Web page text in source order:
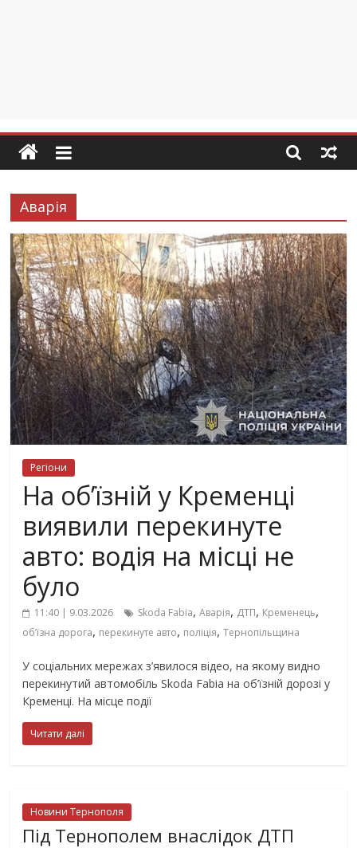
Аварія
Регіони
На об’їзній у Кременці
виявили перекинуте
авто: водія на місці не
було
11:40 | 9.03.2026 Skoda Fabia,Аварія, ДТП, Кременець,
об’їзна дорога, перекинуте авто, поліція,Тернопільщина
У соціальних мережах з’явилося відео, на якому видно
перекинутий автомобіль Skoda Fabia на об’їзній дорозі у
Кременці. На місце події
Читати далі
Новини Тернополя
Під Тернополем внаслідок ДТП